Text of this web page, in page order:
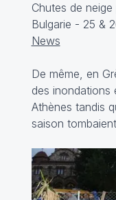
Chutes de
Bulgarie - 25 &
News
De même, en
des inondations
Athènes tandis
saison